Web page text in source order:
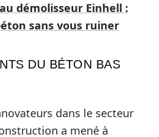
démolisseur Einhell :
sans vous ruiner
DU BÉTON BAS
dans le secteur
a mené à